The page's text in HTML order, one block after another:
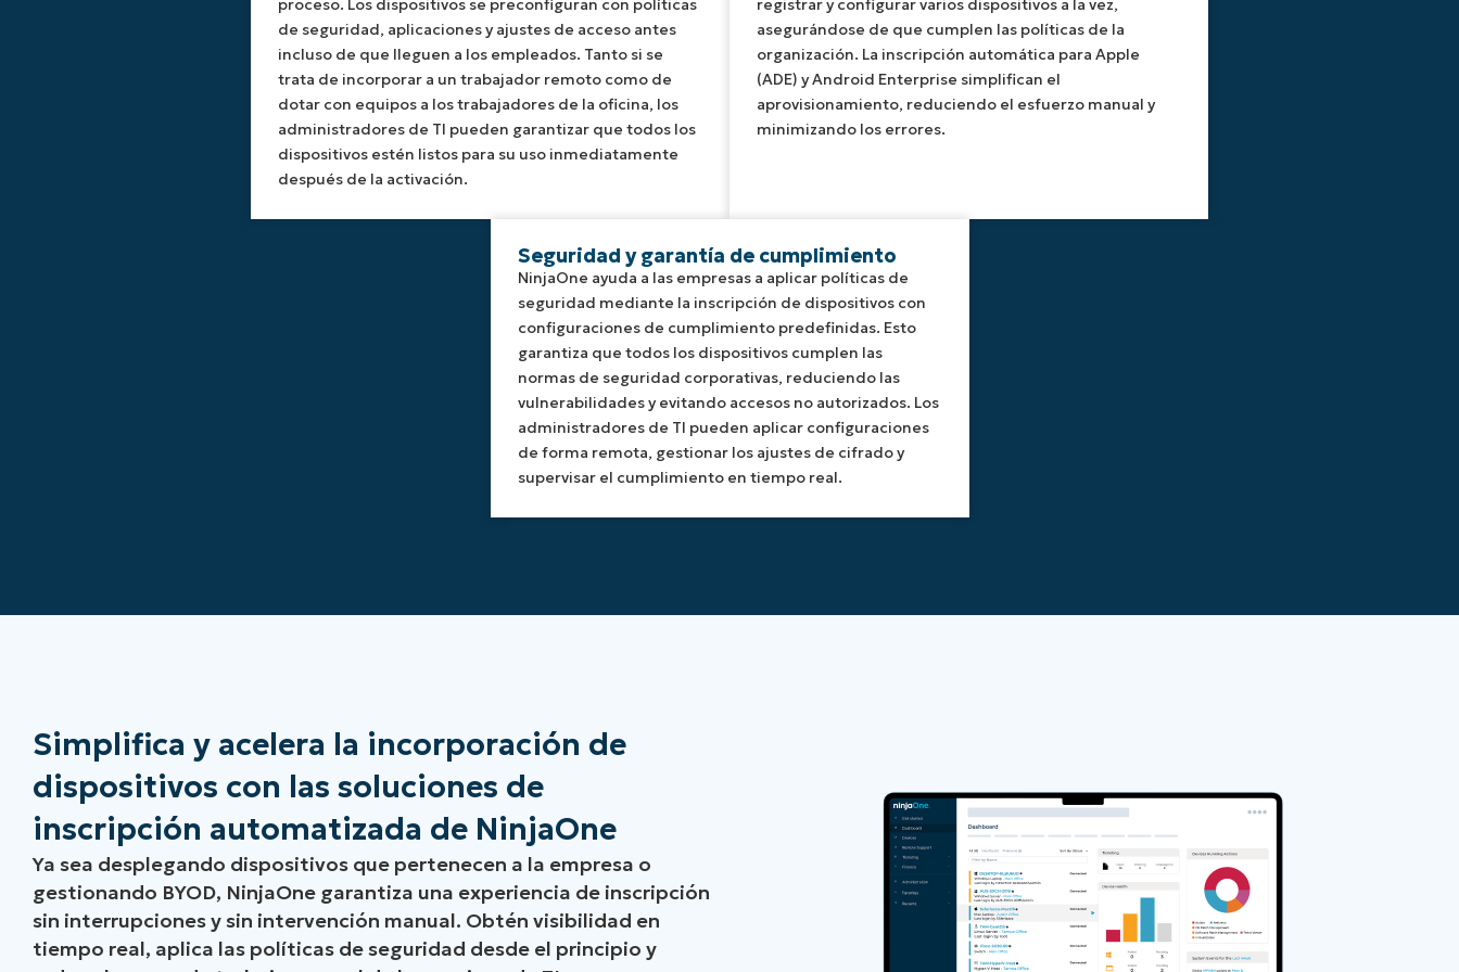
proceso. Los dispositivos se preconfiguran con políticas
de seguridad, aplicaciones y ajustes de acceso antes
incluso de que lleguen a los empleados. Tanto si se
trata de incorporar a un trabajador remoto como de
dotar con equipos a los trabajadores de la oficina, los
administradores de TI pueden garantizar que todos los
dispositivos estén listos para su uso inmediatamente
después de la activación.
registrar y configurar varios dispositivos a la vez,
asegurándose de que cumplen las políticas de la
organización. La inscripción automática para Apple
(ADE) y Android Enterprise simplifican el
aprovisionamiento, reduciendo el esfuerzo manual y
minimizando los errores.
Seguridad y garantía de cumplimiento
NinjaOne ayuda a las empresas a aplicar políticas de
seguridad mediante la inscripción de dispositivos con
configuraciones de cumplimiento predefinidas. Esto
garantiza que todos los dispositivos cumplen las
normas de seguridad corporativas, reduciendo las
vulnerabilidades y evitando accesos no autorizados. Los
administradores de TI pueden aplicar configuraciones
de forma remota, gestionar los ajustes de cifrado y
supervisar el cumplimiento en tiempo real.
Simplifica y acelera la incorporación de
dispositivos con las soluciones de
inscripción automatizada de NinjaOne
Ya sea desplegando dispositivos que pertenecen a la empresa o
gestionando BYOD, NinjaOne garantiza una experiencia de inscripción
sin interrupciones y sin intervención manual. Obtén visibilidad en
tiempo real, aplica las políticas de seguridad desde el principio y